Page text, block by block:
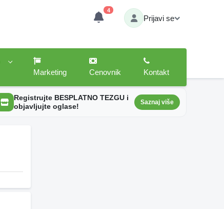
4
Prijavi se
Marketing
Cenovnik Kontakt
Registrujte BESPLATNO TEZGU i
objavljujte oglase!
Saznaj više